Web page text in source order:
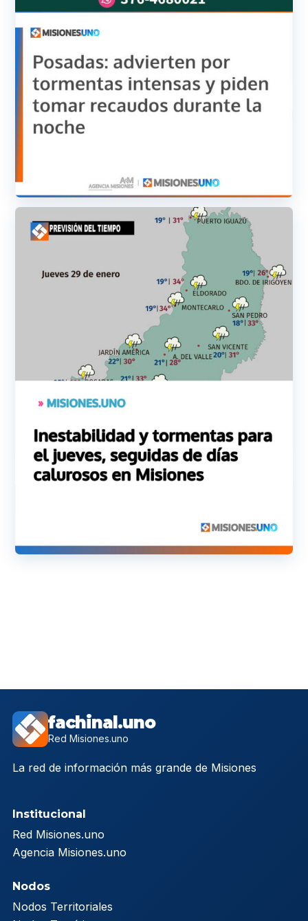
fachinal.uno
Red Misiones.uno
La red de información más grande de Misiones
Institucional
Red Misiones.uno
Agencia Misiones.uno
Nodos
Nodos Territoriales